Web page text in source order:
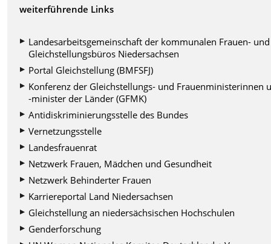
weiterführende Links
Landesarbeitsgemeinschaft der kommunalen Frauen- und
Gleichstellungsbüros Niedersachsen
Portal Gleichstellung (BMFSFJ)
Konferenz der Gleichstellungs- und Frauenministerinnen
-minister der Länder (GFMK)
Antidiskriminierungsstelle des Bundes
Vernetzungsstelle
Landesfrauenrat
Netzwerk Frauen, Mädchen und Gesundheit
Netzwerk Behinderter Frauen
Karriereportal Land Niedersachsen
Gleichstellung an niedersächsischen Hochschulen
Genderforschung